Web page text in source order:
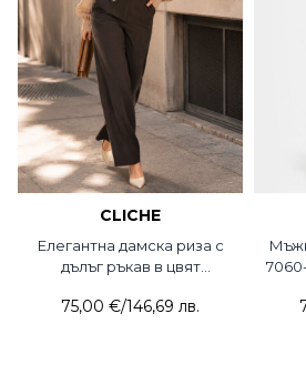
CLICHE
Елегантна дамска риза с
дълъг ръкав в цвят
75,00 €/146,69 лв.